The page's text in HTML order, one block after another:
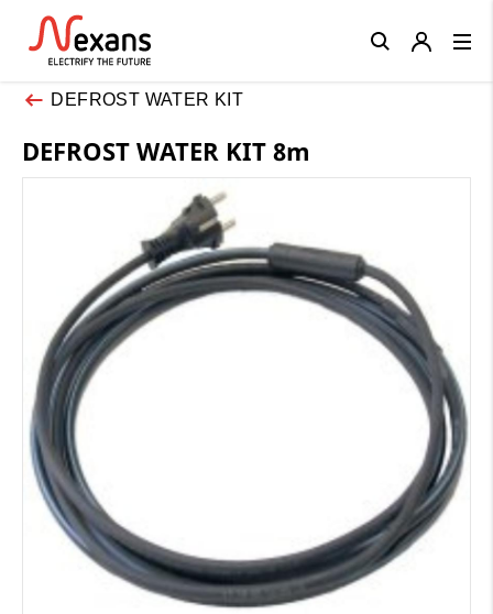
DEFROST WATER KIT
DEFROST WATER KIT 8m
Close